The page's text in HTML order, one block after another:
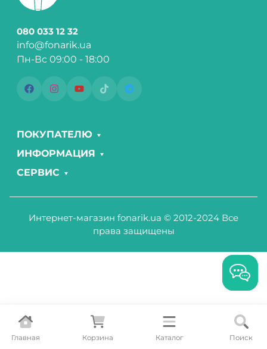
Главная Корзина Каталог Поиск
080 033 12 32
info@fonarik.ua
Пн-Вс 09:00 - 18:00
ПОКУПАТЕЛЮ
ИНФОРМАЦИЯ
СЕРВИС
Интернет-магазин fonarik.ua © 2012-2024 Все
права защищены